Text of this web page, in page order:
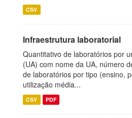
CSV
Infraestrutura laboratorial
Quantitativo de laboratórios por
(UA) com nome da UA, número
de laboratórios por tipo (ensino,
utilização média...
CSV PDF